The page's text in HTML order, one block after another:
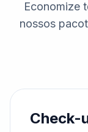
Economize
nossos
Check-